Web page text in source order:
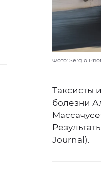
Фото: Sergio
Таксисты
болезни
Journal).